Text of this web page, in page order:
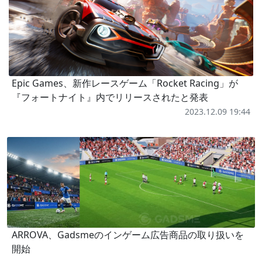
Epic Games、新作レースゲーム「Rocket Racing」が
『フォートナイト』内でリリースされたと発表
2023.12.09 19:44
ARROVA、Gadsmeのインゲーム広告商品の取り扱いを
開始